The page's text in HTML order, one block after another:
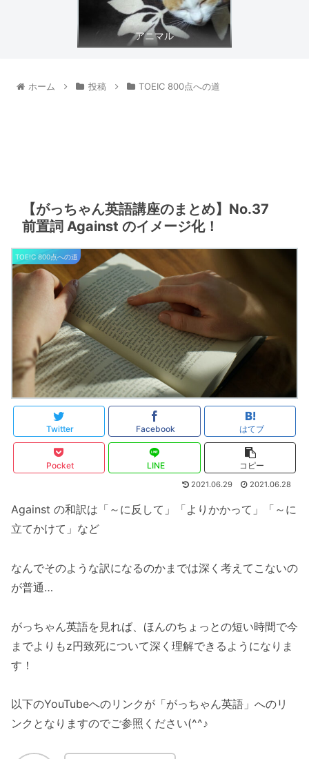
アニマル
ホーム 投稿 TOEIC 800点への道
【がっちゃん英語講座のまとめ】No.37
前置詞 Against のイメージ化！
TOEIC 800点への道
Twitter Facebook はてブ
Pocket LINE コピー
2021.06.29 2021.06.28
Against の和訳は「～に反して」「よりかかって」「～に
立てかけて」など
なんでそのような訳になるのかまでは深く考えてこないの
が普通…
がっちゃん英語を見れば、ほんのちょっとの短い時間で今
までよりもz円致死について深く理解できるようになりま
す！
以下のYouTubeへのリンクが「がっちゃん英語」へのリ
ンクとなりますのでご参照ください(^^♪